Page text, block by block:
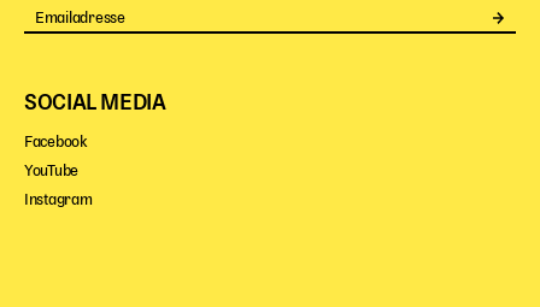
SOCIAL MEDIA
Facebook
YouTube
Instagram